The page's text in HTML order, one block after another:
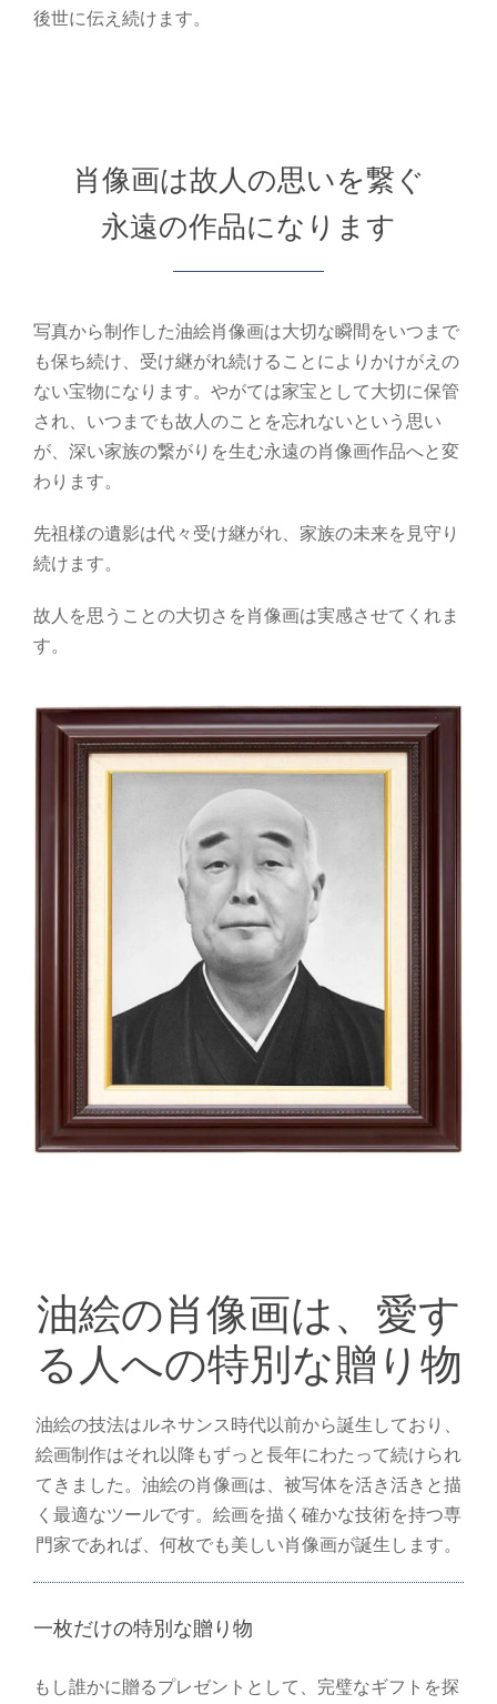
後世に伝え続けます。
肖像画は故人の思いを繋ぐ
永遠の作品になります
写真から制作した油絵肖像画は大切な瞬間をいつまで
も保ち続け、受け継がれ続けることによりかけがえの
ない宝物になります。やがては家宝として大切に保管
され、いつまでも故人のことを忘れないという思い
が、深い家族の繋がりを生む永遠の肖像画作品へと変
わります。
先祖様の遺影は代々受け継がれ、家族の未来を見守り
続けます。
故人を思うことの大切さを肖像画は実感させてくれま
す。
油絵の肖像画は、愛す
る人への特別な贈り物
油絵の技法はルネサンス時代以前から誕生しており、
絵画制作はそれ以降もずっと長年にわたって続けられ
てきました。油絵の肖像画は、被写体を活き活きと描
く最適なツールです。絵画を描く確かな技術を持つ専
門家であれば、何枚でも美しい肖像画が誕生します。
一枚だけの特別な贈り物
もし誰かに贈るプレゼントとして、完璧なギフトを探